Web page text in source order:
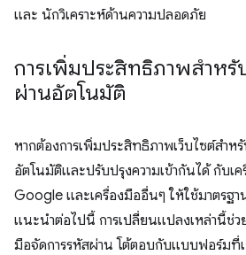
และ นักวิเคราะห์ด้านความปลอดภัย
การเพิ่มประสิทธิภาพสำห
ผ่านอัตโนมัติ
หากต้องการเพิ่มประสิทธิภาพเว็บไซต์สำห
อัตโนมัติและปรับปรุงความเข้ากันได้ กับเ
Google และเครื่องมืออื่นๆ ให้ใช้มาตรฐ
แนะนำต่อไปนี้ การเปลี่ยนแปลงเหล่านี้ช่วย
มือจัดการรหัสผ่าน โต้ตอบกับแบบฟอร์มที่